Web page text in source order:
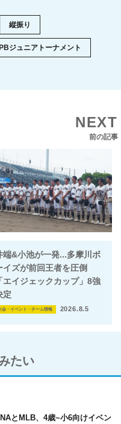
縦振り
ジュニアトーナメント
NEXT
前の記事
端&小池が一発...多摩川ボ
イズが前回王者を圧倒
「エイジェックカップ」8強
定
会・イベント・チーム情報 2026.8.5
たい
とMLB、4歳~小6向けイベン